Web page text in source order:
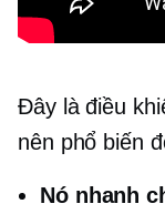
Đây là điều
nên phổ biến
Nó nhanh